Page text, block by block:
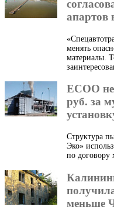
апартов
менять
материалы.
ЕСОО не
руб. за
Структура
Эко»
по договору
меньше